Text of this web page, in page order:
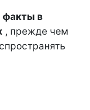
факты в
, прежде чем